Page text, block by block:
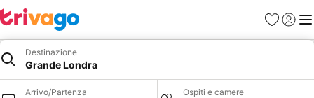
PreferitiAccedi
Destinazione
Grande Londra
Arrivo/Partenza Ospiti e camere